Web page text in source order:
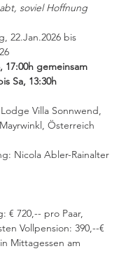
soviel Hoffnung
22.Jan.2026 bis
17:00h gemeinsam
Sa, 13:30h
Villa Sonnwend,
Österreich
Nicola Abler-Rainalter
€ 720,-- pro Paar,
Vollpension: 390,--€
Mittagessen am